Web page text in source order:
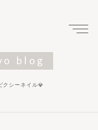
blog
クシーネイル💎